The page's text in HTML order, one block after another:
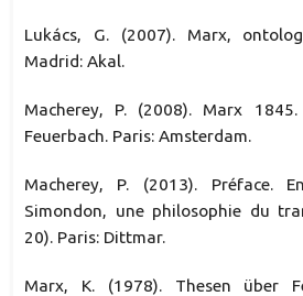
Lukács, G. (2007). Marx,
Madrid: Akal.
Macherey, P. (2008). Marx
Feuerbach. Paris: Amsterdam.
Macherey, P. (2013). Préface.
Simondon, une philosophie du
20). Paris: Dittmar.
Marx, K. (1978). Thesen über